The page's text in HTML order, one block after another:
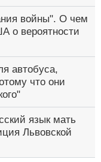
войны". О чем
о вероятности
автобуса,
что они
язык мать
Львовской